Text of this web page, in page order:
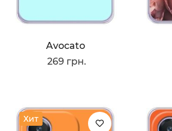
Avocato
269 грн.
Хит